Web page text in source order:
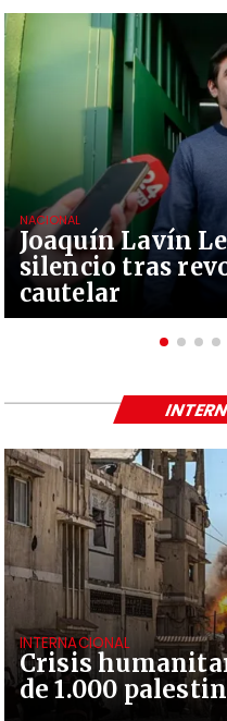
Joaquín Lavín
silencio tras
cautelar
NACIONAL
Crisis
de 1.000
INTERNACIONAL